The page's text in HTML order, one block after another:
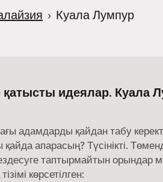
› Куала Лумпур
қатысты идеялар. Куала
адамдарды қайдан табу
қайда апарасың? Түсінікті.
таптырмайтын орындар
көрсетілген: